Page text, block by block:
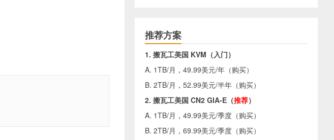
推荐方案
1. 搬瓦工美国 KVM（入门）
A. 1TB/月，49.99美元/年（购买）
B. 2TB/月，52.99美元/半年（购买）
2. 搬瓦工美国 CN2 GIA-E（推荐）
A. 1TB/月，49.99美元/季度（购买）
B. 2TB/月，69.99美元/季度（购买）